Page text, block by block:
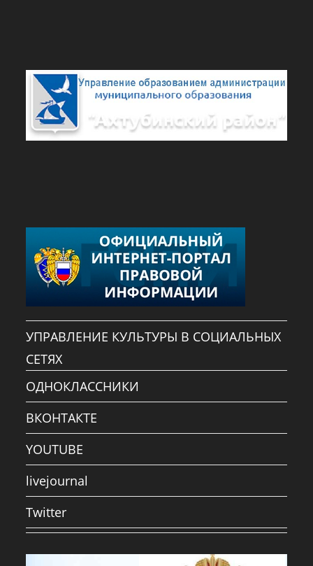
УПРАВЛЕНИЕ КУЛЬТУРЫ В СОЦИАЛЬНЫХ
СЕТЯХ
ОДНОКЛАССНИКИ
ВКОНТАКТЕ
YOUTUBE
livejournal
Twitter